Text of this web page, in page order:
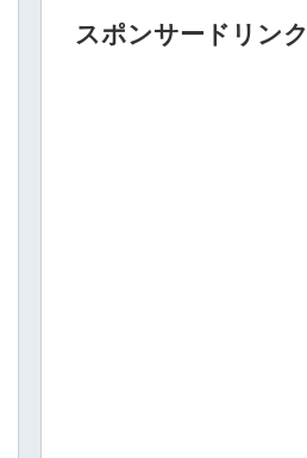
スポンサードリンク